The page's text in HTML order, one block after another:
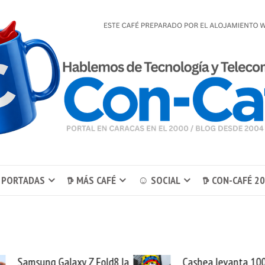
𖠚 MÁS CAFÉ ☺ SOCIAL 𖠚 CON-CAFÉ